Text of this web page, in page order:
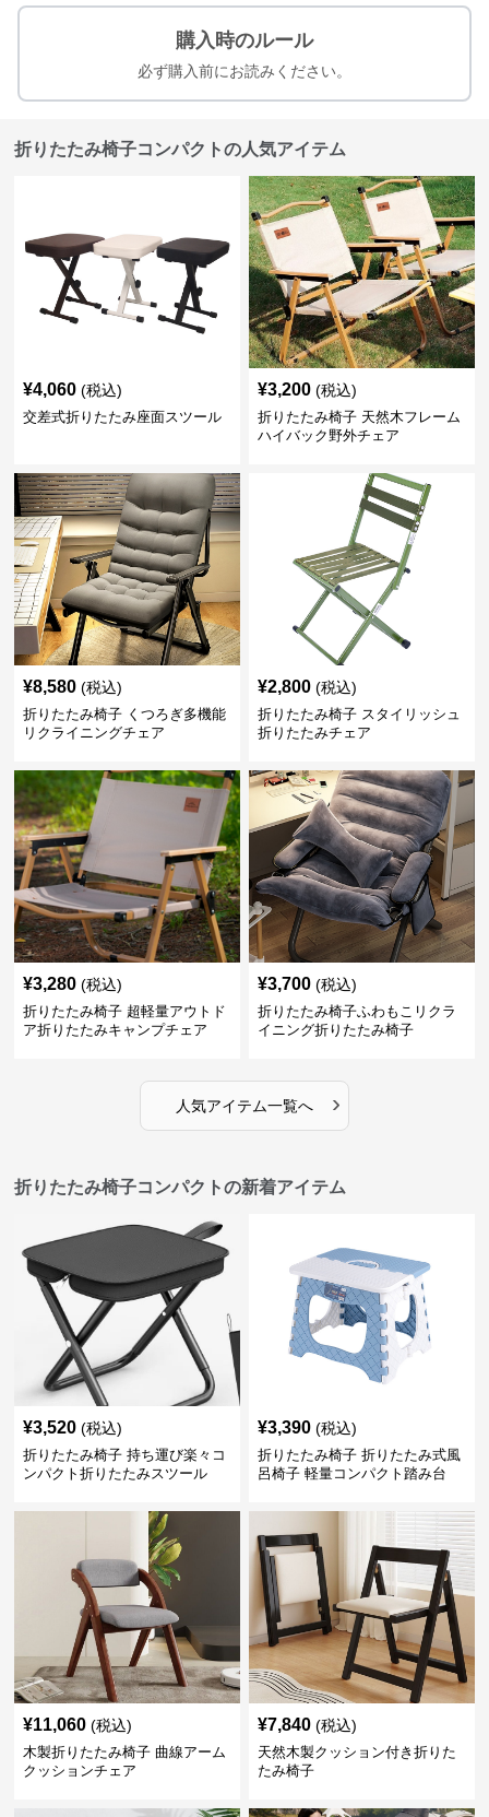
購入時のルール
必ず購入前にお読みください。
折りたたみ椅子コンパクトの人気アイテム
¥4,060 (税込)
交差式折りたたみ座面スツール
¥3,200 (税込)
折りたたみ椅子 天然木フレーム
ハイバック野外チェア
¥8,580 (税込)
折りたたみ椅子 くつろぎ多機能
リクライニングチェア
¥2,800 (税込)
折りたたみ椅子 スタイリッシュ
折りたたみチェア
¥3,280 (税込)
折りたたみ椅子 超軽量アウトド
ア折りたたみキャンプチェア
¥3,700 (税込)
折りたたみ椅子ふわもこリクラ
イニング折りたたみ椅子
人気アイテム一覧へ ›
折りたたみ椅子コンパクトの新着アイテム
¥3,520 (税込)
折りたたみ椅子 持ち運び楽々コ
ンパクト折りたたみスツール
¥3,390 (税込)
折りたたみ椅子 折りたたみ式風
呂椅子 軽量コンパクト踏み台
¥11,060 (税込)
木製折りたたみ椅子 曲線アーム
クッションチェア
¥7,840 (税込)
天然木製クッション付き折りた
たみ椅子